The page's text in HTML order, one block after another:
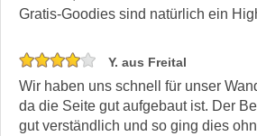
Gratis-Goodies sind natürlich ein
Y. aus Freital
Wir haben uns schnell für unser
da die Seite gut aufgebaut ist. Der
gut verständlich und so ging dies